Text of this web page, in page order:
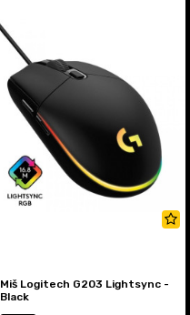
Miš Logitech G203 Lightsync -
Black